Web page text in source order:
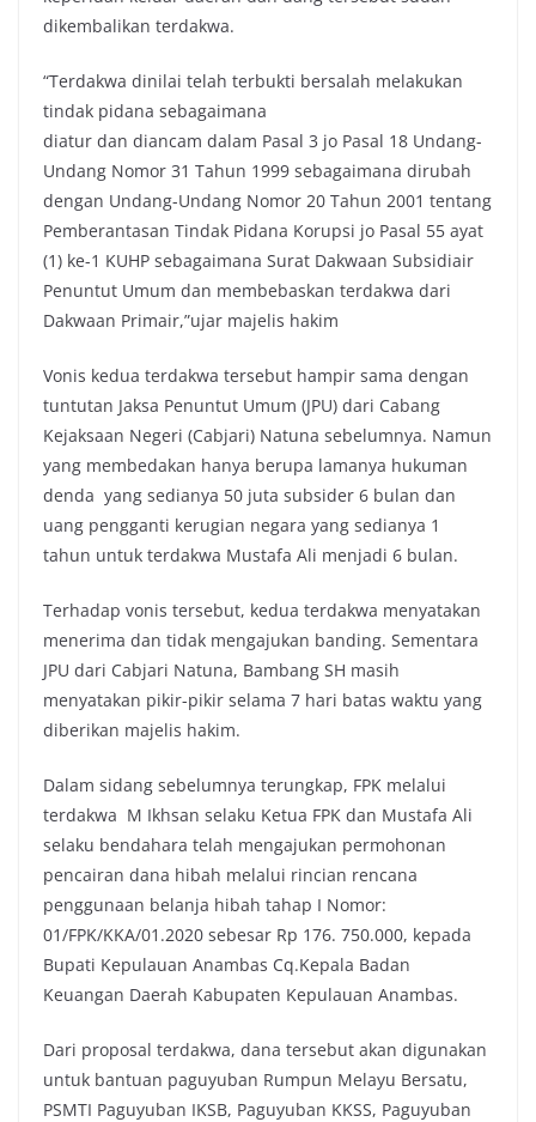
dikembalikan terdakwa.
“Terdakwa dinilai telah terbukti bersalah melakukan
tindak pidana sebagaimana
diatur dan diancam dalam Pasal 3 jo Pasal 18 Undang-
Undang Nomor 31 Tahun 1999 sebagaimana dirubah
dengan Undang-Undang Nomor 20 Tahun 2001 tentang
Pemberantasan Tindak Pidana Korupsi jo Pasal 55 ayat
(1) ke-1 KUHP sebagaimana Surat Dakwaan Subsidiair
Penuntut Umum dan membebaskan terdakwa dari
Dakwaan Primair,”ujar majelis hakim
Vonis kedua terdakwa tersebut hampir sama dengan
tuntutan Jaksa Penuntut Umum (JPU) dari Cabang
Kejaksaan Negeri (Cabjari) Natuna sebelumnya. Namun
yang membedakan hanya berupa lamanya hukuman
denda yang sedianya 50 juta subsider 6 bulan dan
uang pengganti kerugian negara yang sedianya 1
tahun untuk terdakwa Mustafa Ali menjadi 6 bulan.
Terhadap vonis tersebut, kedua terdakwa menyatakan
menerima dan tidak mengajukan banding. Sementara
JPU dari Cabjari Natuna, Bambang SH masih
menyatakan pikir-pikir selama 7 hari batas waktu yang
diberikan majelis hakim.
Dalam sidang sebelumnya terungkap, FPK melalui
terdakwa M Ikhsan selaku Ketua FPK dan Mustafa Ali
selaku bendahara telah mengajukan permohonan
pencairan dana hibah melalui rincian rencana
penggunaan belanja hibah tahap I Nomor:
01/FPK/KKA/01.2020 sebesar Rp 176. 750.000, kepada
Bupati Kepulauan Anambas Cq.Kepala Badan
Keuangan Daerah Kabupaten Kepulauan Anambas.
Dari proposal terdakwa, dana tersebut akan digunakan
untuk bantuan paguyuban Rumpun Melayu Bersatu,
PSMTI Paguyuban IKSB, Paguyuban KKSS, Paguyuban